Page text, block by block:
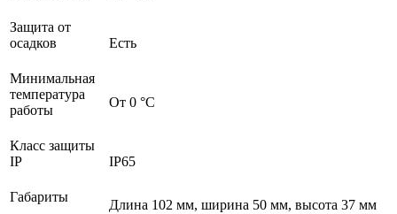
Защита от
осадков
Есть
Минимальная
температура
работы
От 0 °C
Класс защиты
IP
IP65
Габариты
Длина 102 мм, ширина 50 мм, высота 37 мм